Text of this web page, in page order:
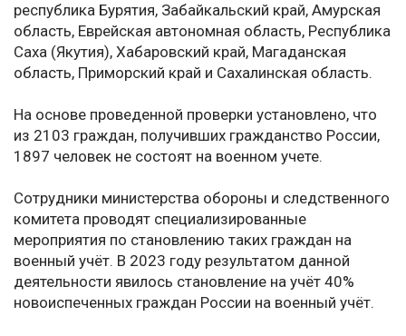
республика Бурятия, Забайкальский край, Амурская
область, Еврейская автономная область, Республика
Саха (Якутия), Хабаровский край, Магаданская
область, Приморский край и Сахалинская область.
На основе проведенной проверки установлено, что
из 2103 граждан, получивших гражданство России,
1897 человек не состоят на военном учете.
Сотрудники министерства обороны и следственного
комитета проводят специализированные
мероприятия по становлению таких граждан на
военный учёт. В 2023 году результатом данной
деятельности явилось становление на учёт 40%
новоиспеченных граждан России на военный учёт.